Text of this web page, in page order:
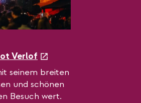
Verlof
seinem breiten
und schönen
Besuch wert.